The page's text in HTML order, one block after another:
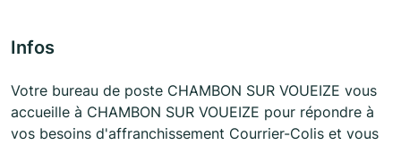
Infos
Votre bureau de poste CHAMBON SUR VOUEIZE vous
accueille à CHAMBON SUR VOUEIZE pour répondre à
vos besoins d'affranchissement Courrier-Colis et vous